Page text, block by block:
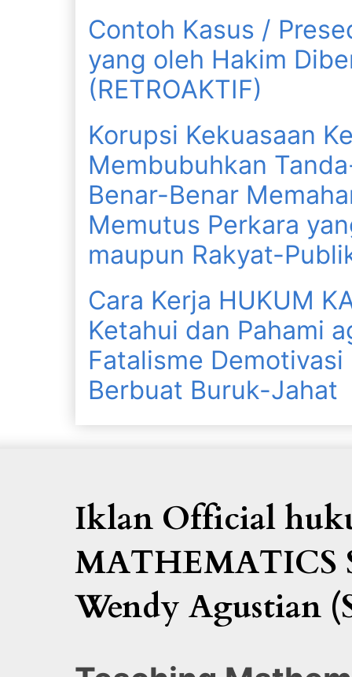
Contoh Kasus /
yang oleh Hakim
(RETROAKTIF)
Korupsi Kekuasaan
Membubuhkan
Benar-Benar
Memutus Perkara
maupun Rakyat-
Cara Kerja HUKUM
Ketahui dan Pahami
Fatalisme
Berbuat Buruk-Jahat
Iklan Official
MATHEMATICS
Wendy Agustian